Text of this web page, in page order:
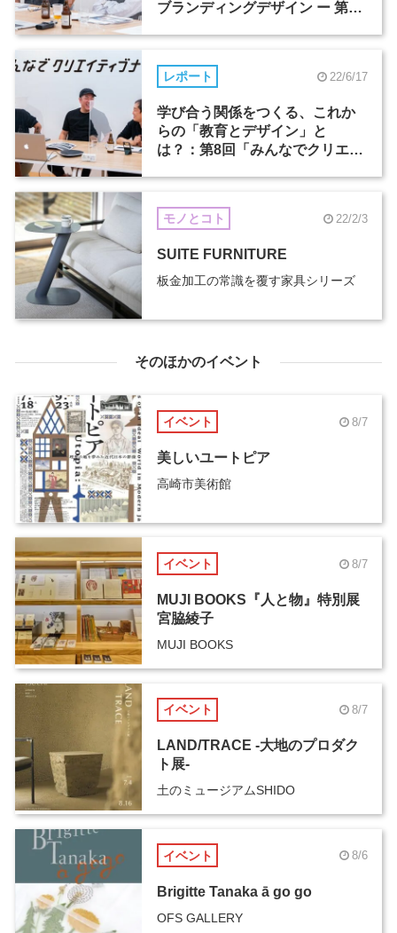
ブランディングデザイン ー 第9
レポート 22/6/17
学び合う関係をつくる、これか
らの「教育とデザイン」と
は？：第8回「みんなでクリエイ
モノとコト 22/2/3
SUITE FURNITURE
板金加工の常識を覆す家具シリーズ
そのほかのイベント
イベント 8/7
美しいユートピア
高崎市美術館
イベント 8/7
MUJI BOOKS『人と物』特別展
宮脇綾子
MUJI BOOKS
イベント 8/7
LAND/TRACE -大地のプロダク
ト展-
土のミュージアムSHIDO
イベント 8/6
Brigitte Tanaka ā go go
OFS GALLERY